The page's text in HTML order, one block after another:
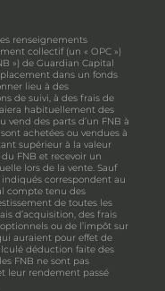
renseignements
collectif (un « OPC »)
») de Guardian Capital
dans un fonds
lieu à des
de suivi, à des frais de
habituellement des
vend des parts d’un FNB à
sont achetées ou vendues à
supérieur à la valeur
FNB et recevoir un
lors de la vente. Sauf
correspondent au
compte tenu des
de toutes les
d’acquisition, des frais
ou de l’impôt sur
auraient pour effet de
déduction faite des
FNB ne sont pas
leur rendement passé